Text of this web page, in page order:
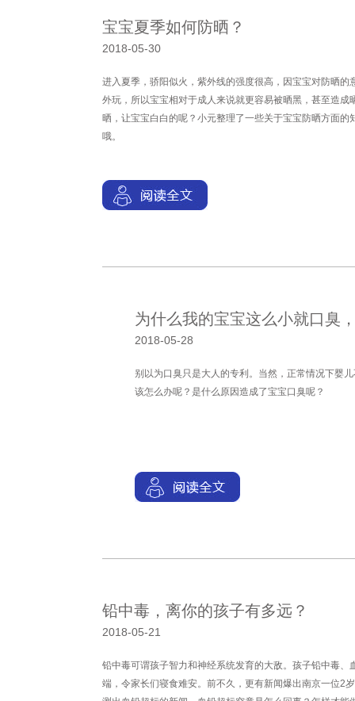
宝宝夏季如何防晒？
2018-05-30
进入夏季，骄阳似火，紫外线的强度很高，因宝宝对防晒的
外玩，所以宝宝相对于成人来说就更容易被晒黑，甚至造成
晒，让宝宝白白的呢？小元整理了一些关于宝宝防晒方面的
哦。
为什么我的宝宝这么小就口臭
2018-05-28
别以为口臭只是大人的专利。当然，正常情况下婴
该怎么办呢？是什么原因造成了宝宝口臭呢？
铅中毒，离你的孩子有多远？
2018-05-21
铅中毒可谓孩子智力和神经系统发育的大敌。孩子铅中毒、
端，令家长们寝食难安。前不久，更有新闻爆出南京一位2